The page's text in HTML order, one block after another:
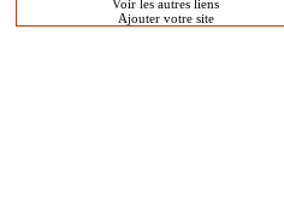
Voir les autres liens
Ajouter votre site